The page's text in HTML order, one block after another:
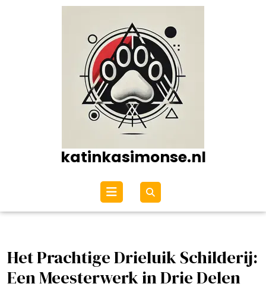
katinkasimonse.nl
Open
menu
Het Prachtige Drieluik Schilderij:
Een Meesterwerk in Drie Delen